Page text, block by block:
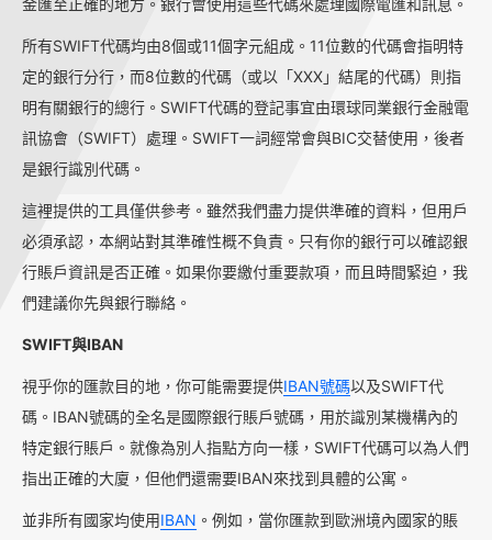
金匯至正確的地方。銀行會使用這些代碼來處理國際電匯和訊息。
所有SWIFT代碼均由8個或11個字元組成。11位數的代碼會指明特
定的銀行分行，而8位數的代碼（或以「XXX」結尾的代碼）則指
明有關銀行的總行。SWIFT代碼的登記事宜由環球同業銀行金融電
訊協會（SWIFT）處理。SWIFT一詞經常會與BIC交替使用，後者
是銀行識別代碼。
這裡提供的工具僅供參考。雖然我們盡力提供準確的資料，但用戶
必須承認，本網站對其準確性概不負責。只有你的銀行可以確認銀
行賬戶資訊是否正確。如果你要繳付重要款項，而且時間緊迫，我
們建議你先與銀行聯絡。
SWIFT與IBAN
視乎你的匯款目的地，你可能需要提供IBAN號碼以及SWIFT代
碼。IBAN號碼的全名是國際銀行賬戶號碼，用於識別某機構內的
特定銀行賬戶。就像為別人指點方向一樣，SWIFT代碼可以為人們
指出正確的大廈，但他們還需要IBAN來找到具體的公寓。
並非所有國家均使用IBAN 。例如，當你匯款到歐洲境內國家的賬